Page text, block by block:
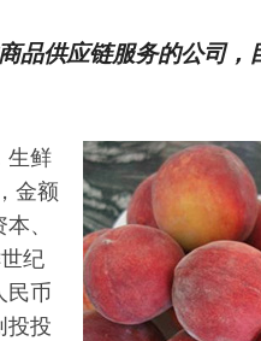
品供应链服务的公司
生鲜
金额
、
纪
民币
投投